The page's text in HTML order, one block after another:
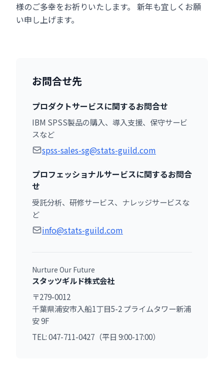
様のご多幸をお祈りいたします。 新年も宜しくお願
い申し上げます。
お問合せ先
プロダクトサービスに関するお問合せ
IBM SPSS製品の購入、導入支援、保守サービ
スなど
spss-sales-sg@stats-guild.com
プロフェッショナルサービスに関するお問合
せ
受託分析、研修サービス、ナレッジサービスな
ど
info@stats-guild.com
Nurture Our Future
スタッツギルド株式会社
〒279-0012
千葉県浦安市入船1丁目5-2 プライムタワー新浦
安 9F
TEL: 047-711-0427（平日 9:00-17:00）